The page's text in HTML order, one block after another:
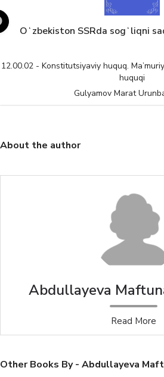
Oʻzbekiston SSRda sogʻliqni
12.00.02 - Konstitutsiyaviy huquq.
huquqi
Gulyamov Marat
About the author
Abdullayeva
Read More
Other Books By - Abdullayeva